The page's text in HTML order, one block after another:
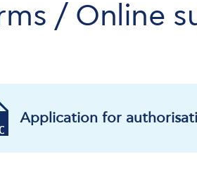
/ Online
Application for